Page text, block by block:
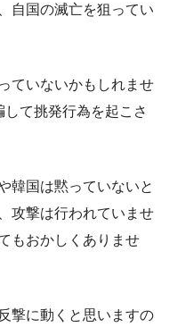
自国の滅亡を狙ってい
ていないかもしれませ
て挑発行為を起こさ
韓国は黙っていないと
攻撃は行われていませ
もおかしくありませ
撃に動くと思いますの